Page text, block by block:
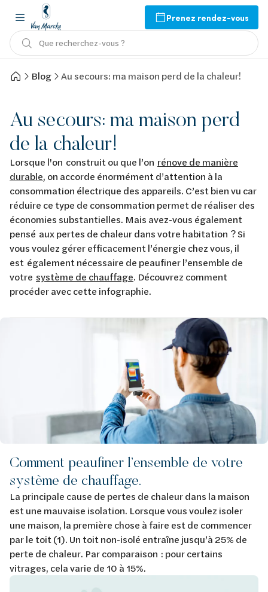
Prenez rendez-vous
Que recherchez-vous ?
Blog Au secours: ma maison perd de la chaleur!
Au secours: ma maison perd
de la chaleur!
Lorsque l'on construit ou que l’on rénove de manière
durable, on accorde énormément d’attention à la
consommation électrique des appareils. C’est bien vu car
réduire ce type de consommation permet de réaliser des
économies substantielles. Mais avez-vous également
pensé aux pertes de chaleur dans votre habitation ? Si
vous voulez gérer efficacement l’énergie chez vous, il
est également nécessaire de peaufiner l’ensemble de
votre système de chauffage. Découvrez comment
procéder avec cette infographie.
Image
Comment peaufiner l’ensemble de votre
système de chauffage.
La principale cause de pertes de chaleur dans la maison
est une mauvaise isolation. Lorsque vous voulez isoler
une maison, la première chose à faire est de commencer
par le toit (1). Un toit non-isolé entraîne jusqu’à 25% de
perte de chaleur. Par comparaison : pour certains
vitrages, cela varie de 10 à 15%.